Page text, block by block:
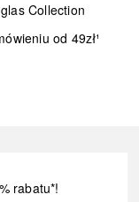
Collection
od 49zł¹
rabatu*!